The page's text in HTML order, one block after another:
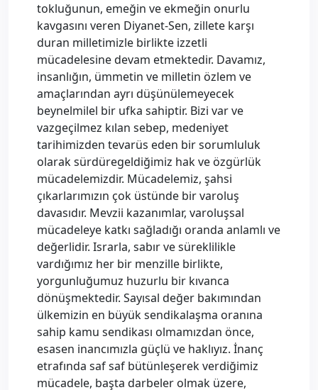
tokluğunun, emeğin ve ekmeğin onurlu
kavgasını veren Diyanet-Sen, zillete karşı
duran milletimizle birlikte izzetli
mücadelesine devam etmektedir. Davamız,
insanlığın, ümmetin ve milletin özlem ve
amaçlarından ayrı düşünülemeyecek
beynelmilel bir ufka sahiptir. Bizi var ve
vazgeçilmez kılan sebep, medeniyet
tarihimizden tevarüs eden bir sorumluluk
olarak sürdüregeldiğimiz hak ve özgürlük
mücadelemizdir. Mücadelemiz, şahsi
çıkarlarımızın çok üstünde bir varoluş
davasıdır. Mevzii kazanımlar, varoluşsal
mücadeleye katkı sağladığı oranda anlamlı ve
değerlidir. Israrla, sabır ve süreklilikle
vardığımız her bir menzille birlikte,
yorgunluğumuz huzurlu bir kıvanca
dönüşmektedir. Sayısal değer bakımından
ülkemizin en büyük sendikalaşma oranına
sahip kamu sendikası olmamızdan önce,
esasen inancımızla güçlü ve haklıyız. İnanç
etrafında saf saf bütünleşerek verdiğimiz
mücadele, başta darbeler olmak üzere,